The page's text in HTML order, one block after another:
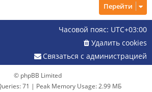
с
я
к
н
ч
а
л
Перейти
Часовой пояс: UTC+03:00
Удалить cookies
Связаться с администрацией
© phpBB Limited
71 | Peak Memory Usage: 2.99 МБ